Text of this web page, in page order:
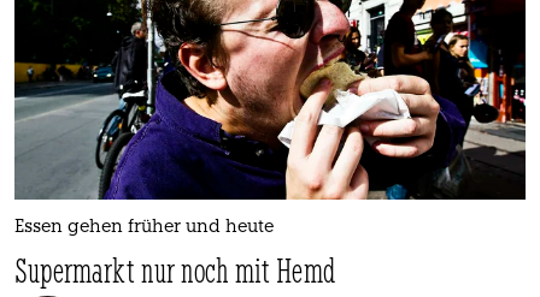
Essen gehen früher und heute
Supermarkt nur noch mit Hemd